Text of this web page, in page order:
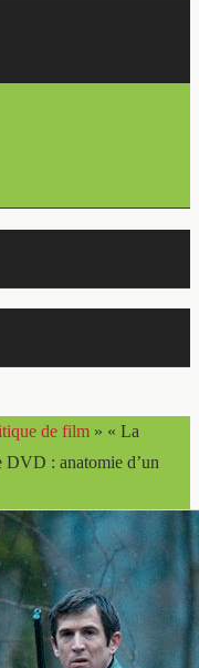
de film » « La
DVD : anatomie d’un